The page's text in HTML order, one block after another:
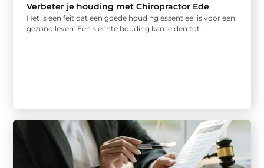
Verbeter je houding met Chiropractor Ede
Het is een feit dat een goede houding essentieel is voor een
gezond leven. Een slechte houding kan leiden tot ...